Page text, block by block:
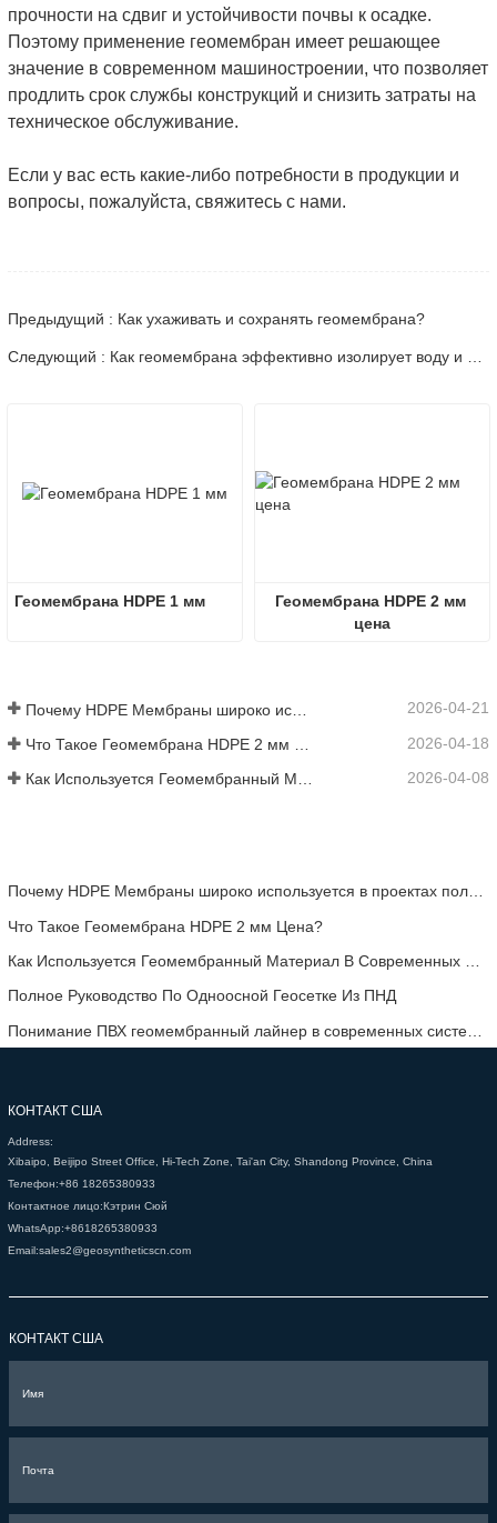
прочности на сдвиг и устойчивости почвы к осадке.
Поэтому применение геомембран имеет решающее
значение в современном машиностроении, что позволяет
продлить срок службы конструкций и снизить затраты на
техническое обслуживание.
Если у вас есть какие-либо потребности в продукции и
вопросы, пожалуйста, свяжитесь с нами.
Предыдущий : Как ухаживать и сохранять геомембрана?
Следующий : Как геомембрана эффективно изолирует воду и почву?
Геомембрана HDPE 1 мм
Геомембрана HDPE 2 мм
цена
2026-04-21
2026-04-18
2026-04-08
Почему HDPE Мембраны широко используется в проектах полигонов?
Что Такое Геомембрана HDPE 2 мм Цена?
Полное Руководство По Одноосной Геосетке Из ПНД
КОНТАКТ США
Address:
Xibaipo, Beijipo Street Office, Hi-Tech Zone, Tai'an City, Shandong Province, China
Телефон:+86 18265380933
Контактное лицо:Кэтрин Сюй
WhatsApp:+8618265380933
Email:sales2@geosyntheticscn.com
КОНТАКТ США